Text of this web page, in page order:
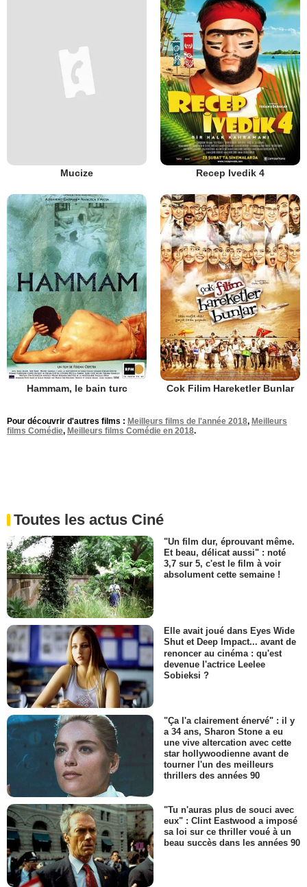
Mucize Recep Ivedik 4
Hammam, le bain turc Cok Filim Hareketler Bunlar
Pour découvrir d'autres films : Meilleurs films de l'année 2018, Meilleurs
films Comédie, Meilleurs films Comédie en 2018.
Toutes les actus Ciné
"Un film dur, éprouvant même.
Et beau, délicat aussi" : noté
3,7 sur 5, c'est le film à voir
absolument cette semaine !
Elle avait joué dans Eyes Wide
Shut et Deep Impact... avant de
renoncer au cinéma : qu'est
devenue l'actrice Leelee
Sobieksi ?
"Ça l'a clairement énervé" : il y
a 34 ans, Sharon Stone a eu
une vive altercation avec cette
star hollywoodienne avant de
tourner l'un des meilleurs
thrillers des années 90
"Tu n'auras plus de souci avec
eux" : Clint Eastwood a imposé
sa loi sur ce thriller voué à un
beau succès dans les années 90